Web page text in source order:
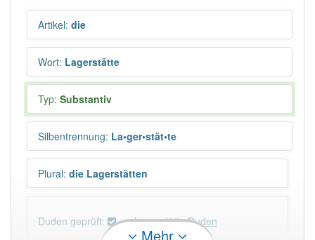
Artikel: die
Wort: Lagerstätte
Typ: Substantiv
Silbentrennung: La•ger•stät•te
Plural: die Lagerstätten
Duden geprüft: Lagerstätte Duden
Mehr